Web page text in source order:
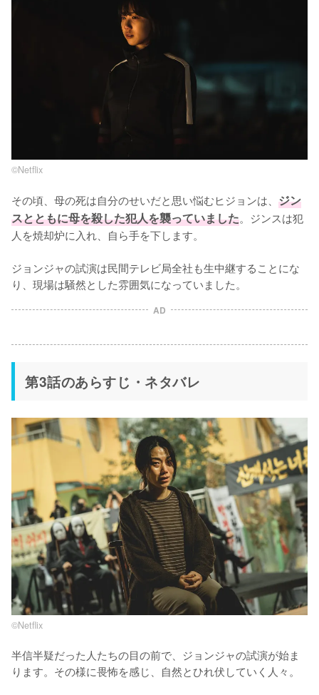
©︎Netflix
その頃、母の死は自分のせいだと思い悩むヒジョンは、 ジン
スとともに母を殺した犯人を襲っていました。ジンスは犯
人を焼却炉に入れ、自ら手を下します。
ジョンジャの試演は民間テレビ局全社も生中継することにな
り、現場は騒然とした雰囲気になっていました。
AD
第3話のあらすじ・ネタバレ
©︎Netflix
半信半疑だった人たちの目の前で、ジョンジャの試演が始ま
ります。その様に畏怖を感じ、自然とひれ伏していく人々。